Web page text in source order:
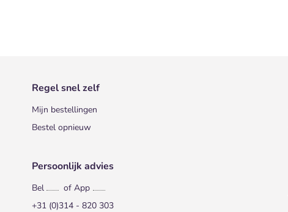
Regel snel zelf
Mijn bestellingen
Bestel opnieuw
Persoonlijk advies
Bel
of App
+31 (0)314 - 820 303